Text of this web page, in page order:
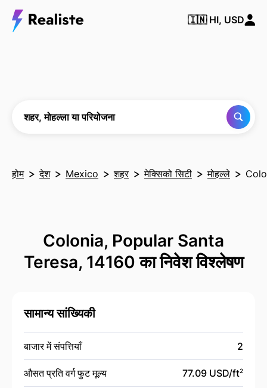
🇮🇳 HI, USD
शहर, मोहल्ला या परियोजना
होम देश Mexico शहर मेक्सिको सिटी मोहल्ले
Colonia, Popular Santa
Teresa, 14160 का निवेश विश्लेषण
सामान्य सांख्यिकी
बाजार में संपत्तियाँ 2
औसत प्रति वर्ग फुट मूल्य 77.09 USD/ft2